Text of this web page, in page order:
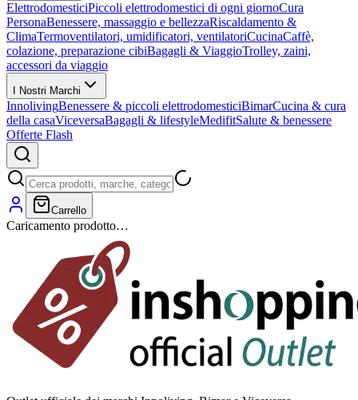
ElettrodomesticiPiccoli elettrodomestici di ogni giornoCura
PersonaBenessere, massaggio e bellezzaRiscaldamento &
ClimaTermoventilatori, umidificatori, ventilatoriCucinaCaffè,
colazione, preparazione cibiBagagli & ViaggioTrolley, zaini,
accessori da viaggio
I Nostri Marchi
InnolivingBenessere & piccoli elettrodomesticiBimarCucina & cura
della casaViceversaBagagli & lifestyleMedifitSalute & benessere
Offerte Flash
Carrello
Caricamento prodotto…